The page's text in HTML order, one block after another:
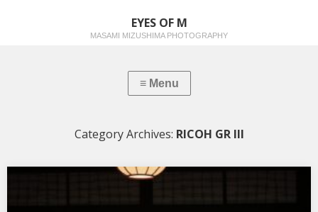
EYES OF M
MASAMI MIZUSHIMA PHOTOGRAPHY
Category Archives: RICOH GR III